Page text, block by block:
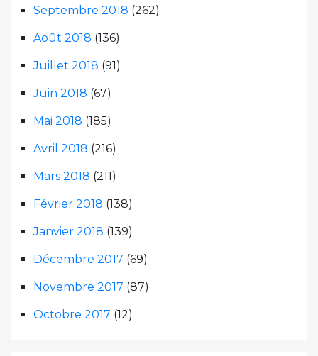
Septembre 2018 (262)
Août 2018 (136)
Juillet 2018 (91)
Juin 2018 (67)
Mai 2018 (185)
Avril 2018 (216)
Mars 2018 (211)
Février 2018 (138)
Janvier 2018 (139)
Décembre 2017 (69)
Novembre 2017 (87)
Octobre 2017 (12)